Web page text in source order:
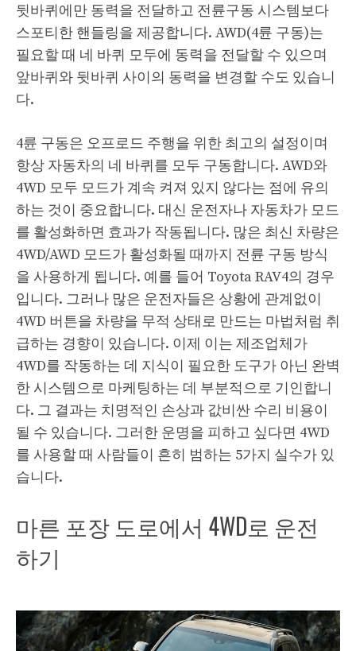
뒷바퀴에만 동력을 전달하고 전륜구동 시스템보다
스포티한 핸들링을 제공합니다. AWD(4륜 구동)는
필요할 때 네 바퀴 모두에 동력을 전달할 수 있으며
앞바퀴와 뒷바퀴 사이의 동력을 변경할 수도 있습니
다.
4륜 구동은 오프로드 주행을 위한 최고의 설정이며
항상 자동차의 네 바퀴를 모두 구동합니다. AWD와
4WD 모두 모드가 계속 켜져 있지 않다는 점에 유의
하는 것이 중요합니다. 대신 운전자나 자동차가 모드
를 활성화하면 효과가 작동됩니다. 많은 최신 차량은
4WD/AWD 모드가 활성화될 때까지 전륜 구동 방식
을 사용하게 됩니다. 예를 들어 Toyota RAV4의 경우
입니다. 그러나 많은 운전자들은 상황에 관계없이
4WD 버튼을 차량을 무적 상태로 만드는 마법처럼 취
급하는 경향이 있습니다. 이제 이는 제조업체가
4WD를 작동하는 데 지식이 필요한 도구가 아닌 완벽
한 시스템으로 마케팅하는 데 부분적으로 기인합니
다. 그 결과는 치명적인 손상과 값비싼 수리 비용이
될 수 있습니다. 그러한 운명을 피하고 싶다면 4WD
를 사용할 때 사람들이 흔히 범하는 5가지 실수가 있
습니다.
마른 포장 도로에서 4WD로 운전
하기